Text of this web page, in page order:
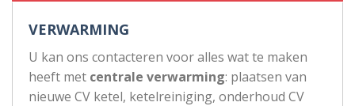
VERWARMING
U kan ons contacteren voor alles wat te maken
heeft met centrale verwarming: plaatsen van
nieuwe CV ketel, ketelreiniging, onderhoud CV